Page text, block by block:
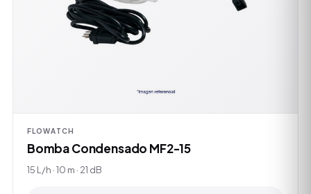
FLOWATCH
Bomba Condensado MF2-15
15 L/h · 10 m · 21 dB